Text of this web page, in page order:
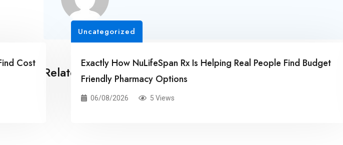
Related Posts
Uncategorized
Exactly How NuLifeSpan Rx Is Helping Real People Find Budget
Friendly Pharmacy Options
06/08/2026 5 Views